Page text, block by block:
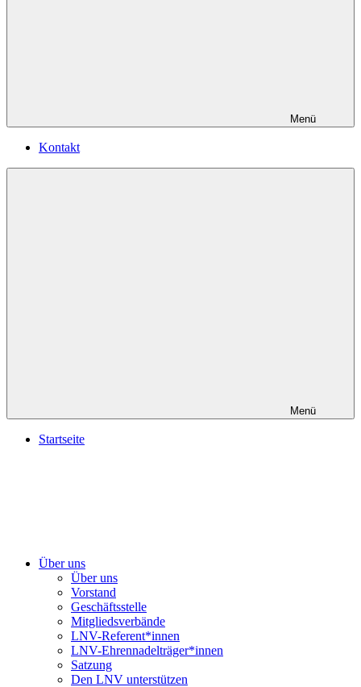
Menü
Kontakt
Menü
Startseite
Über uns
Über uns
Vorstand
Geschäftsstelle
Mitgliedsverbände
LNV-Referent*innen
LNV-Ehrennadelträger*innen
Satzung
Den LNV unterstützen